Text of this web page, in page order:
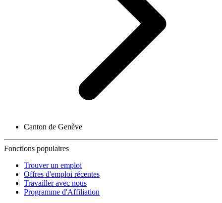
Canton de Genève
Fonctions populaires
Trouver un emploi
Offres d'emploi récentes
Travailler avec nous
Programme d'Affiliation